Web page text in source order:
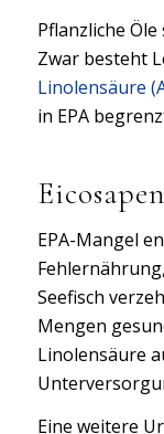
Pflanzliche
Zwar besteht
Linolensäure
in EPA
EPA-Mangel
Seefisch
Mengen
Linolensäure
Eine weitere